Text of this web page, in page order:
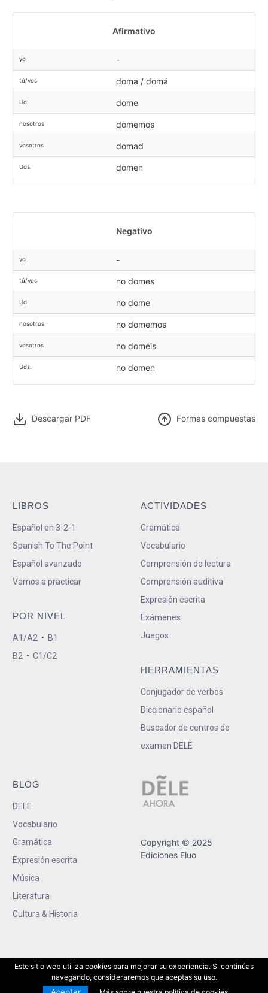
Afirmativo
yo -
tú/vos doma / domá
Ud. dome
nosotros domemos
vosotros domad
Uds. domen
Negativo
yo -
tú/vos no domes
Ud. no dome
nosotros no domemos
vosotros no doméis
Uds. no domen
Descargar PDF Formas compuestas
LIBROS
Español en 3-2-1
Spanish To The Point
Español avanzado
Vamos a practicar
POR NIVEL
A1/A2 • B1
B2 • C1/C2
ACTIVIDADES
Gramática
Vocabulario
Comprensión de lectura
Comprensión auditiva
Expresión escrita
Exámenes
Juegos
HERRAMIENTAS
Conjugador de verbos
Diccionario español
Buscador de centros de
examen DELE
BLOG
DELE
Vocabulario
Gramática
Expresión escrita
Música
Literatura
Cultura & Historia
Copyright © 2025
Ediciones Fluo
Este sitio web utiliza cookies para mejorar su experiencia. Si continúas
navegando, consideraremos que aceptas su uso.